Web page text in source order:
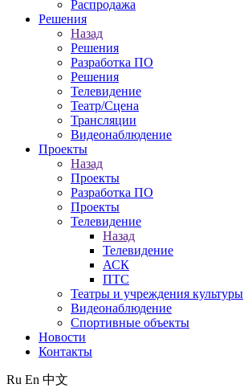
Распродажа
Решения
Назад
Решения
Разработка ПО
Решения
Телевидение
Театр/Сцена
Трансляции
Видеонаблюдение
Проекты
Назад
Проекты
Разработка ПО
Проекты
Телевидение
Назад
Телевидение
АСК
ПТС
Театры и учреждения культуры
Видеонаблюдение
Спортивные объекты
Новости
Контакты
Ru En 中文